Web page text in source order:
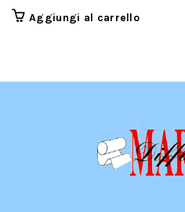
Aggiungi al carrello